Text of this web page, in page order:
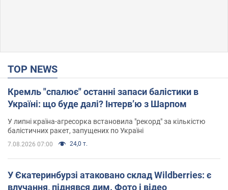
TOP NEWS
Кремль "спалює" останні запаси балістики в
Україні: що буде далі? Інтерв’ю з Шарпом
У липні країна-агресорка встановила "рекорд" за кількістю
балістичних ракет, запущених по Україні
7.08.2026 07:00 24,0 т.
У Єкатеринбурзі атаковано склад Wildberries: є
влучання, піднявся дим. Фото і відео